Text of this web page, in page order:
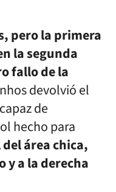
pero la primera
la segunda
fallo de la
devolvió el
de
hecho para
área chica,
y a la derecha